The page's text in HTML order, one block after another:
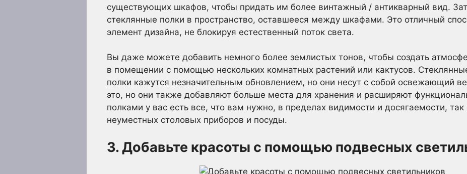
существующих шкафов, чтобы придать им более винтажный / антикварный вид.
стеклянные полки в пространство, оставшееся между шкафами. Это отличный
элемент дизайна, не блокируя естественный поток света.
Вы даже можете добавить немного более землистых тонов, чтобы создать
в помещении с помощью нескольких комнатных растений или кактусов.
полки кажутся незначительным обновлением, но они несут с собой освежающий
это, но они также добавляют больше места для хранения и расширяют
полками у вас есть все, что вам нужно, в пределах видимости и досягаемости,
неуместных столовых приборов и посуды.
3. Добавьте красоты с помощью подвесных